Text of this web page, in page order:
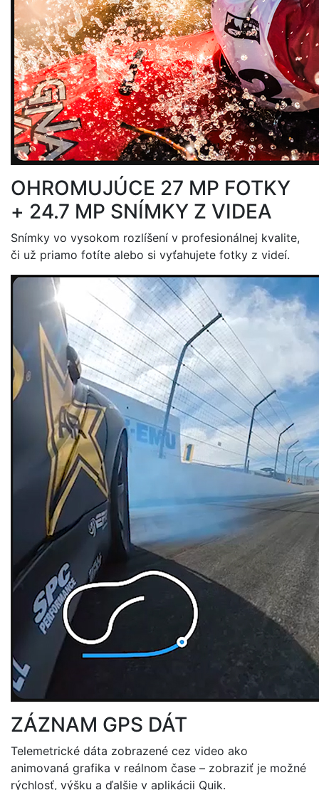
OHROMUJÚCE 27 MP FOTKY
+ 24.7 MP SNÍMKY Z VIDEA
Snímky vo vysokom rozlíšení v profesionálnej kvalite,
či už priamo fotíte alebo si vyťahujete fotky z videí.
ZÁZNAM GPS DÁT
Telemetrické dáta zobrazené cez video ako
animovaná grafika v reálnom čase – zobraziť je možné
rýchlosť, výšku a ďalšie v aplikácii Quik.